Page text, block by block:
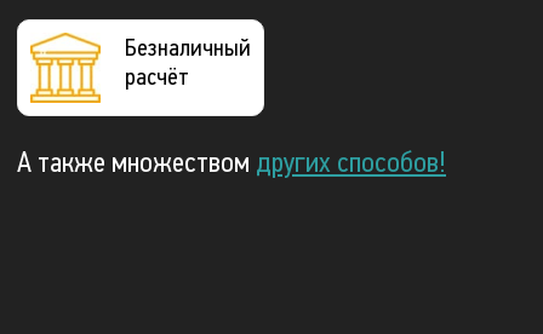
Безналичный
расчёт
А также множеством других способов!